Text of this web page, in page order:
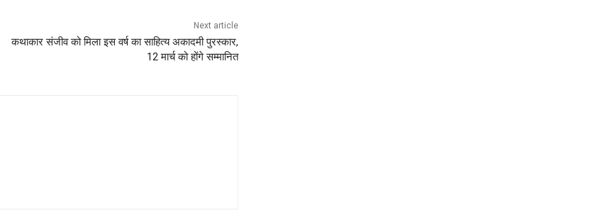
Next article
कथाकार संजीव को मिला इस वर्ष का साहित्य अकादमी पुरस्कार,
12 मार्च को होंगे सम्मानित